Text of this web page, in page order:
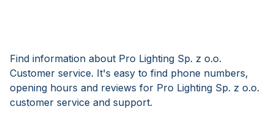
Find information about Pro Lighting Sp. z o.o.
Customer service. It's easy to find phone numbers,
opening hours and reviews for Pro Lighting Sp. z o.o.
customer service and support.